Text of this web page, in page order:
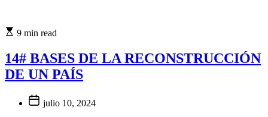
9 min read
14# BASES DE LA RECONSTRUCCIÓN
DE UN PAÍS
julio 10, 2024